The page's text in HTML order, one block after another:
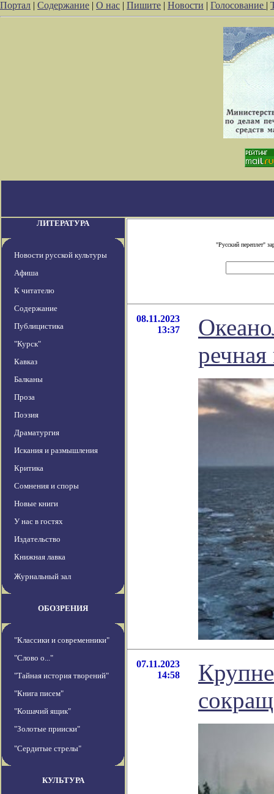
Портал | Содержание | О нас | Пишите | Новости | Голосование |
ЛИТЕРАТУРА
Новости русской культуры
Афиша
К читателю
Содержание
Публицистика
"Курск"
Кавказ
Балканы
Проза
Поэзия
Драматургия
Искания и размышления
Критика
Сомнения и споры
Новые книги
У нас в гостях
Издательство
Книжная лавка
Журнальный зал
ОБОЗРЕНИЯ
"Классики и современники"
"Слово о..."
"Тайная история творений"
"Книга писем"
"Кошачий ящик"
"Золотые прииски"
"Сердитые стрелы"
КУЛЬТУРА
"Русский переплет"
08.11.2023
13:37
07.11.2023
14:58